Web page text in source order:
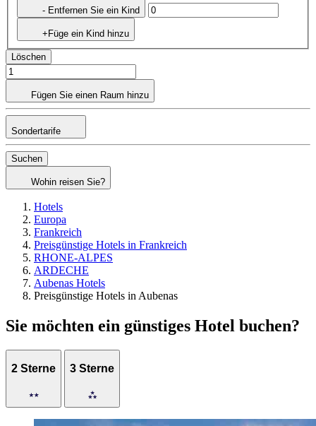
- Entfernen Sie ein Kind
+Füge ein Kind hinzu
Löschen
Fügen Sie einen Raum hinzu
Sondertarife
Suchen
Wohin reisen Sie?
Hotels
Europa
Frankreich
Preisgünstige Hotels in Frankreich
RHONE-ALPES
ARDECHE
Aubenas Hotels
Preisgünstige Hotels in Aubenas
Sie möchten ein günstiges Hotel buchen?
2 Sterne 3 Sterne